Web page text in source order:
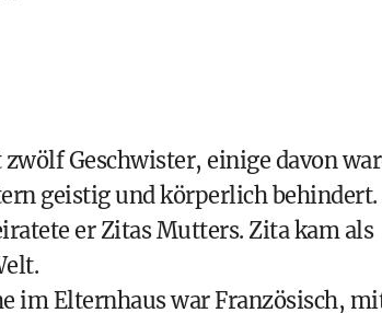
Geschwister, einige davon
geistig und körperlich behindert.
er Zitas Mutters. Zita kam als
im Elternhaus war Französisch,